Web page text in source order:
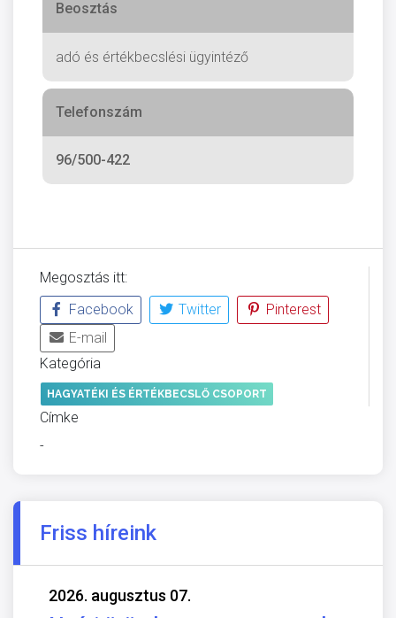
Beosztás
adó és értékbecslési ügyintéző
Telefonszám
96/500-422
Megosztás itt:
Facebook
Twitter
Pinterest
E-mail
Kategória
HAGYATÉKI ÉS ÉRTÉKBECSLŐ CSOPORT
Címke
-
Friss híreink
2026. augusztus 07.